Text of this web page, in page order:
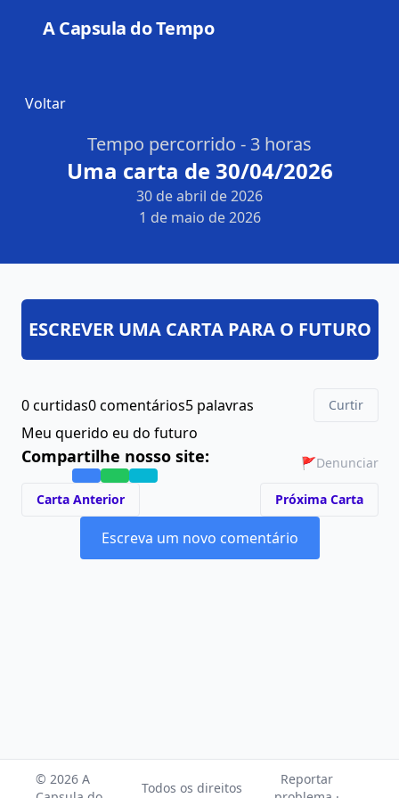
A Capsula do Tempo
Voltar
Tempo percorrido - 3 horas
Uma carta de 30/04/2026
30 de abril de 2026
1 de maio de 2026
0 curtidas0 comentários5 palavras Curtir
Meu querido eu do futuro
Compartilhe nosso site: 🚩Denunciar
Carta Anterior Próxima Carta
Escreva um novo comentário
ESCREVER UMA CARTA PARA O FUTURO
© 2026 A
Todos os direitos
Reportar